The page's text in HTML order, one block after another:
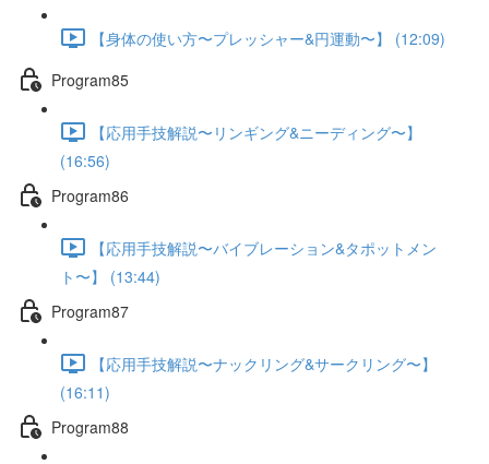
【身体の使い方〜プレッシャー&円運動〜】 (12:09)
Program85
【応用手技解説〜リンギング&ニーディング〜】
(16:56)
Program86
【応用手技解説〜バイブレーション&タポットメン
ト〜】 (13:44)
Program87
【応用手技解説〜ナックリング&サークリング〜】
(16:11)
Program88